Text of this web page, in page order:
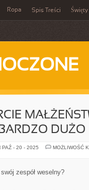
Ropa Spis Treści Święty
DUŻO
PAŹ - 20 - 2025
MOŻLIWOŚĆ
zespół weselny?